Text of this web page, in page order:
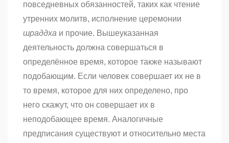
повседневных обязанностей, таких как чтение
утренних молитв, исполнение церемонии
шраддха и прочие. Вышеуказанная
деятельность должна совершаться в
определённое время, которое также называют
подобающим. Если человек совершает их не в
то время, которое для них определено, про
него скажут, что он совершает их в
неподобающее время. Аналогичные
предписания существуют и относительно места